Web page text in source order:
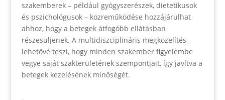
szakemberek – például gyógyszerészek, dietetikusok
és pszichológusok – közreműködése hozzájárulhat
ahhoz, hogy a betegek átfogóbb ellátásban
részesüljenek. A multidiszciplináris megközelítés
lehetővé teszi, hogy minden szakember figyelembe
vegye saját szakterületének szempontjait, így javítva a
betegek kezelésének minőségét.